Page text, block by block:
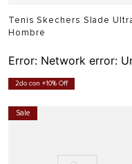
Tenis Skechers Slade
Hombre
Error: Network error:
2do con +10% Off
Sale